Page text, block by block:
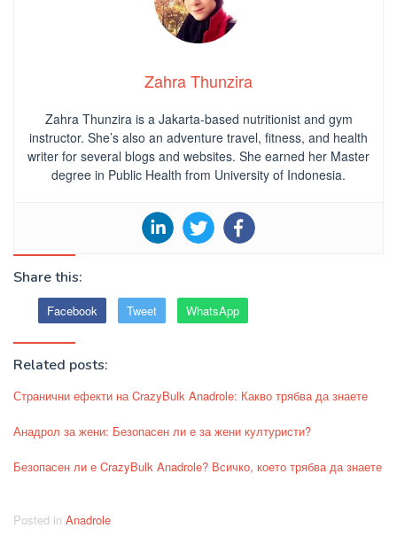
Zahra Thunzira
Zahra Thunzira is a Jakarta-based nutritionist and gym
instructor. She’s also an adventure travel, fitness, and health
writer for several blogs and websites. She earned her Master
degree in Public Health from University of Indonesia.
Share this:
Facebook Tweet WhatsApp
Related posts:
Странични ефекти на CrazyBulk Anadrole: Какво трябва да знаете
Анадрол за жени: Безопасен ли е за жени културисти?
Безопасен ли е CrazyBulk Anadrole? Всичко, което трябва да знаете
Posted in Anadrole